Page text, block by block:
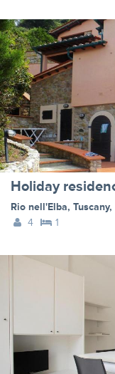
Rio nell'Elba, Tuscany,
4
1